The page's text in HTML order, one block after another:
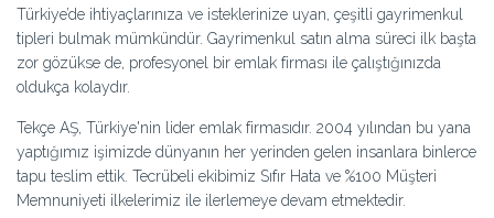
Türkiye’de ihtiyaçlarınıza ve isteklerinize uyan, çeşitli gayrimenkul
tipleri bulmak mümkündür. Gayrimenkul satın alma süreci ilk başta
zor gözükse de, profesyonel bir emlak firması ile çalıştığınızda
oldukça kolaydır.
Tekçe AŞ, Türkiye'nin lider emlak firmasıdır. 2004 yılından bu yana
yaptığımız işimizde dünyanın her yerinden gelen insanlara binlerce
tapu teslim ettik. Tecrübeli ekibimiz Sıfır Hata ve %100 Müşteri
Memnuniyeti ilkelerimiz ile ilerlemeye devam etmektedir.